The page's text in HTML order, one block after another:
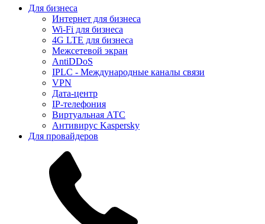
Для бизнеса
Интернет для бизнеса
Wi-Fi для бизнеса
4G LTE для бизнеса
Межсетевой экран
AntiDDoS
IPLC - Международные каналы связи
VPN
Дата-центр
IP-телефония
Виртуальная АТС
Антивирус Kaspersky
Для провайдеров